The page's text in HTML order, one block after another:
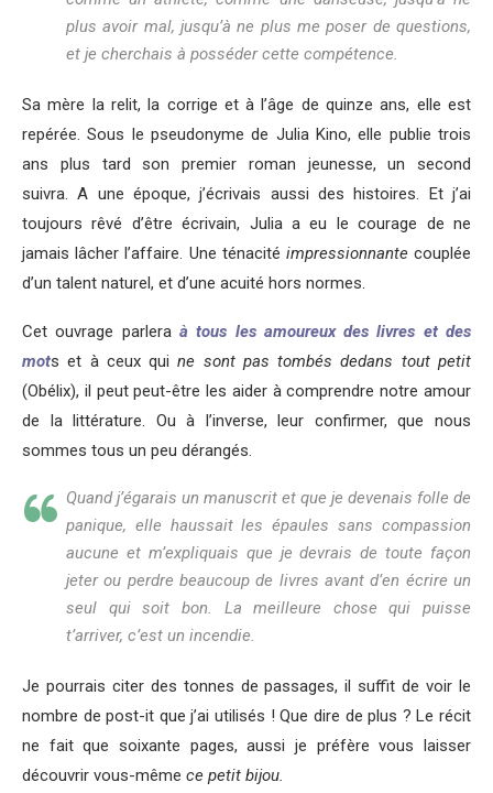
plus avoir mal, jusqu’à ne plus me poser de questions,
et je cherchais à posséder cette compétence.
Sa mère la relit, la corrige et à l’âge de quinze ans, elle est
repérée. Sous le pseudonyme de Julia Kino, elle publie trois
ans plus tard son premier roman jeunesse, un second
suivra. A une époque, j’écrivais aussi des histoires. Et j’ai
toujours rêvé d’être écrivain, Julia a eu le courage de ne
jamais lâcher l’affaire. Une ténacité impressionnantecouplée
d’un talent naturel, et d’une acuité hors normes.
Cet ouvrage parleraà tous les amoureux des livres et des
mots et à ceux quine sont pas tombés dedans tout petit
(Obélix), il peut peut-être les aider à comprendre notre amour
de la littérature. Ou à l’inverse, leur confirmer, que nous
sommes tous un peu dérangés.
Quand j’égarais un manuscrit et que je devenais folle de
panique, elle haussait les épaules sans compassion
aucune et m’expliquais que je devrais de toute façon
jeter ou perdre beaucoup de livres avant d’en écrire un
seul qui soit bon. La meilleure chose qui puisse
t’arriver, c’est un incendie.
Je pourrais citer des tonnes de passages, il suffit de voir le
nombre de post-it que j’ai utilisés ! Que dire de plus ? Le récit
ne fait que soixante pages, aussi je préfère vous laisser
découvrir vous-même ce petit bijou.